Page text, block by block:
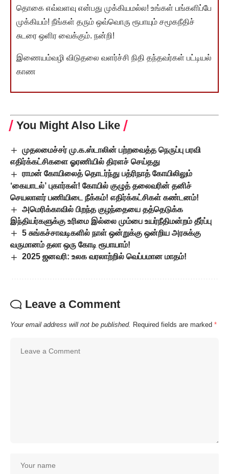
தொகை எவ்வளவு என்பது முக்கியமல்ல! உங்கள் பங்களிப்பே
முக்கியம்! நீங்கள் தரும் ஒவ்வொரு ரூபாயும் சமூகநீதிச்
சுடரை ஒளிர வைக்கும். நன்றி!
இணையம்வழி விடுதலை வளர்ச்சி நிதி தந்தவர்கள் பட்டியல்
காண
You Might Also Like
முதலமைச்சர் மு.க.ஸ்டாலின் பற்றவைத்த நெருப்பு பரவி
எதிர்க்கட்சிகளை ஓரணியில் திரளச் செய்தது
ராமன் கோயிலைத் தொடர்ந்து பத்ரிநாத் கோயிலிலும்
‘கையாடல்’ புகார்கள்! கோயில் குழுத் தலைவரின் தனிச்
செயலாளர் பணியிடை நீக்கம்! எதிர்க்கட்சிகள் கண்டனம்!
அமெரிக்காவில் பிறந்த குழந்தையை தத்தெடுக்க
இந்தியர்களுக்கு உரிமை இல்லை மும்பை உயர்நீதிமன்றம் தீர்ப்பு
5 சுங்கச்சாவடிகளில் நாள் ஒன்றுக்கு ஒன்றிய அரசுக்கு
வருமானம் தலா ஒரு கோடி ரூபாயாம்!
2025 ஜனவரி: உலக வரலாற்றில் வெப்பமான மாதம்!
Leave a Comment
Your email address will not be published. Required fields are marked *